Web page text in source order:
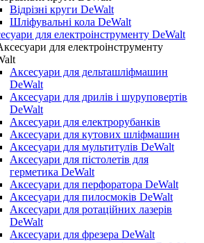
Відрізні круги DeWalt
Шліфувальні кола DeWalt
для електроінструменту DeWalt
для електроінструменту
Аксесуари для дельташліфмашин
DeWalt
Аксесуари для дрилів і шуруповертів
DeWalt
Аксесуари для електрорубанків
Аксесуари для кутових шліфмашин
Аксесуари для мультитулів DeWalt
Аксесуари для пістолетів для
герметика DeWalt
Аксесуари для перфоратора DeWalt
Аксесуари для пилосмоків DeWalt
Аксесуари для ротаційних лазерів
DeWalt
Аксесуари для фрезера DeWalt